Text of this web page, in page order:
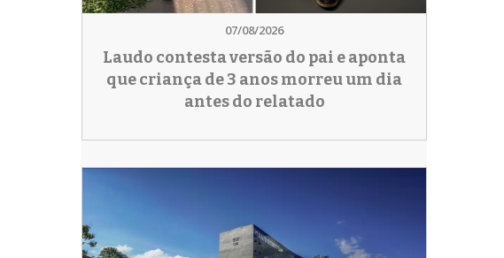
07/08/2026
Laudo contesta versão do pai e aponta
que criança de 3 anos morreu um dia
antes do relatado